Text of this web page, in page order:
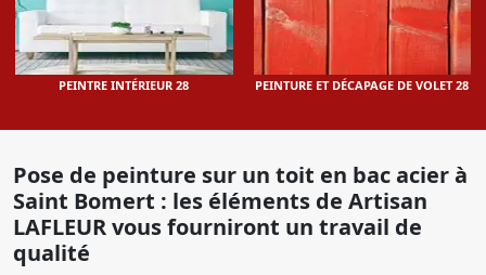
PEINTRE INTÉRIEUR 28 PEINTURE ET DÉCAPAGE DE VOLET 28
Pose de peinture sur un toit en bac acier à
Saint Bomert : les éléments de Artisan
LAFLEUR vous fourniront un travail de
qualité